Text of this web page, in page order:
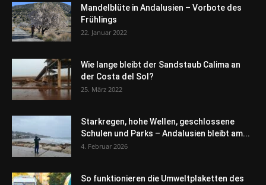
Mandelblüte in Andalusien – Vorbote des
Frühlings
22. Januar 2022
Wie lange bleibt der Sandstaub Calima an
der Costa del Sol?
25. März 2022
Starkregen, hohe Wellen, geschlossene
Schulen und Parks – Andalusien bleibt am...
4. Februar 2026
So funktionieren die Umweltplaketten des